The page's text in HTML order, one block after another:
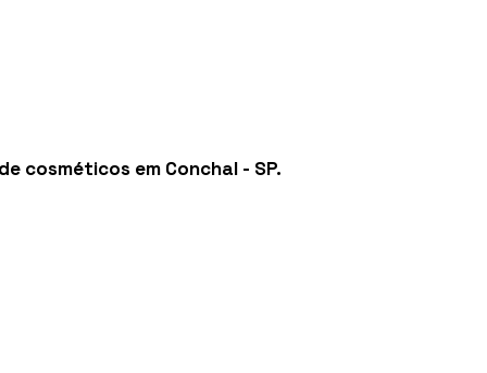
cosméticos em Conchal - SP.